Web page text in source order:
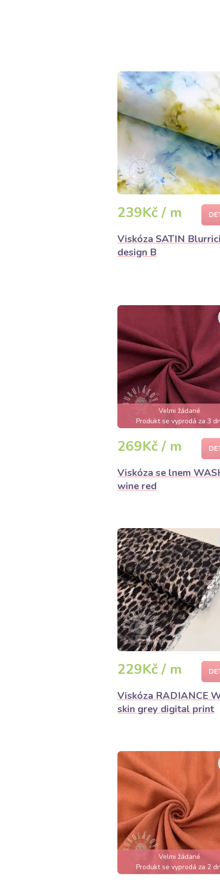
239Kč / m
Viskóza SATIN
design B
Velmi žádané
Produkt se vyprodá za 3
269Kč / m
Viskóza se lnem
wine red
229Kč / m
Viskóza RADIANCE
skin grey digital print
Velmi žádané
Produkt se vyprodá za 2